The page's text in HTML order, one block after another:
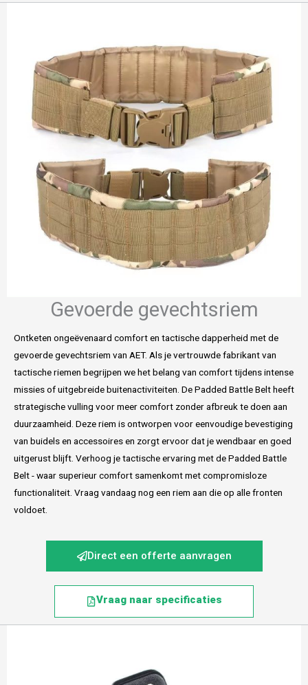
Gevoerde gevechtsriem
Ontketen ongeëvenaard comfort en tactische dapperheid met de
gevoerde gevechtsriem van AET. Als je vertrouwde fabrikant van
tactische riemen begrijpen we het belang van comfort tijdens intense
missies of uitgebreide buitenactiviteiten. De Padded Battle Belt heeft
strategische vulling voor meer comfort zonder afbreuk te doen aan
duurzaamheid. Deze riem is ontworpen voor eenvoudige bevestiging
van buidels en accessoires en zorgt ervoor dat je wendbaar en goed
uitgerust blijft. Verhoog je tactische ervaring met de Padded Battle
Belt - waar superieur comfort samenkomt met compromisloze
functionaliteit. Vraag vandaag nog een riem aan die op alle fronten
voldoet.
Direct een offerte aanvragen
Vraag naar specificaties